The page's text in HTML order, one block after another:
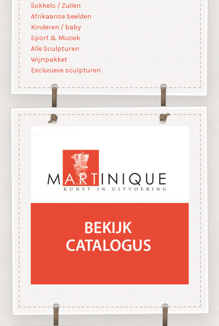
Sokkels / Zuilen
Afrikaanse beelden
Kinderen / baby
Sport & Muziek
Alle Sculpturen
Wijnpakket
Exclusieve sculpturen